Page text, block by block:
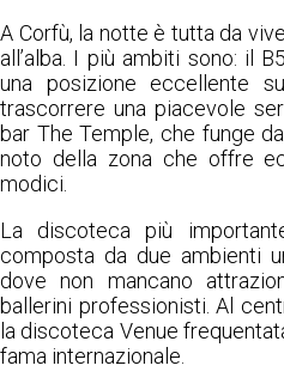
A Corfù, la notte è tutta da
all’alba. I più ambiti sono: il
una posizione eccellente
trascorrere una piacevole
bar The Temple, che funge
noto della zona che offre
modici.
La discoteca più
composta da due ambienti
dove non mancano
ballerini professionisti. Al
la discoteca Venue
fama internazionale.